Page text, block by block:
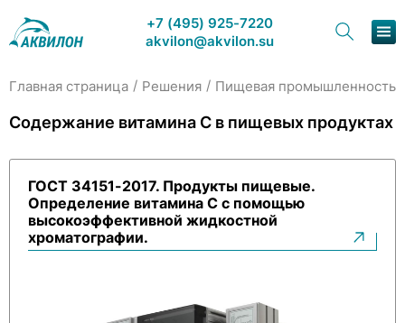
+7 (495) 925-7220
akvilon@akvilon.su
Каталог
Главная страница / Решения / Пищевая промышленность
Содержание витамина C в пищевых продуктах
ГОСТ 34151-2017. Продукты пищевые.
Определение витамина С с помощью
высокоэффективной жидкостной
хроматографии.